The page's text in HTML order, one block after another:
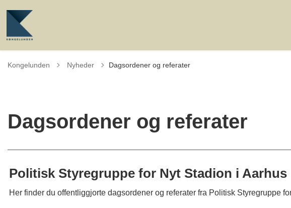
Kongelunden Tilbage til
Nyheder Dagsordener og referater
Dagsordener og referater
Politisk Styregruppe for Nyt Stadion i Aarhus
Her finder du offentliggjorte dagsordener og referater fra Politisk Styregruppe